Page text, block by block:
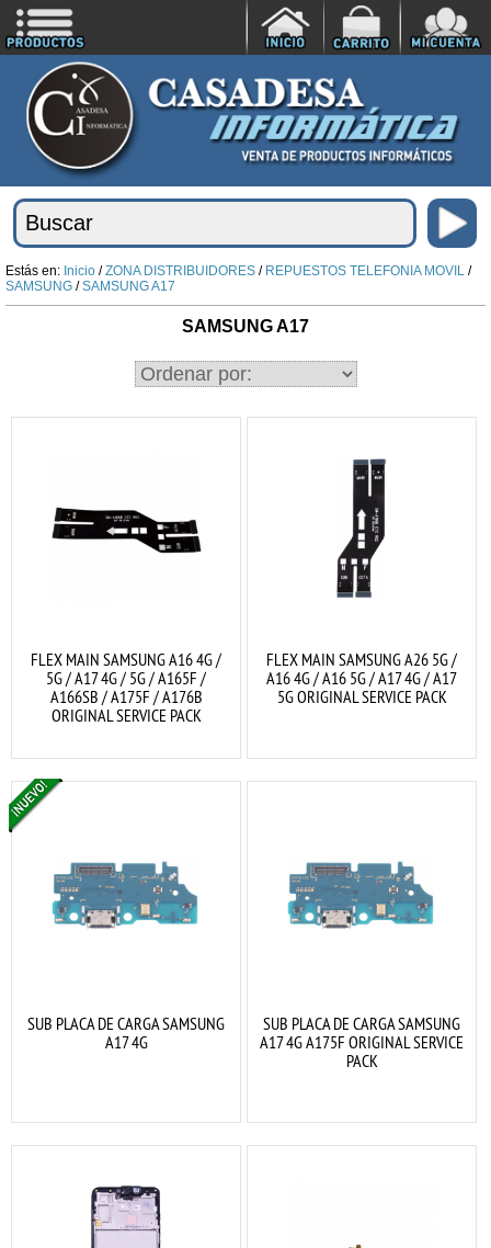
Estás en: Inicio /ZONA DISTRIBUIDORES / REPUESTOS TELEFONIA MOVIL /
SAMSUNG /SAMSUNG A17
SAMSUNG A17
FLEX MAIN SAMSUNG A16 4G /
5G / A17 4G / 5G / A165F /
A166SB / A175F / A176B
ORIGINAL SERVICE PACK
FLEX MAIN SAMSUNG A26 5G /
A16 4G / A16 5G / A17 4G / A17
5G ORIGINAL SERVICE PACK
SUB PLACA DE CARGA SAMSUNG
A17 4G
SUB PLACA DE CARGA SAMSUNG
A17 4G A175F ORIGINAL SERVICE
PACK